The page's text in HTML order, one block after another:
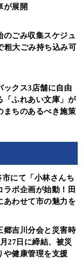
が展開
のごみ収集スケジュ
粗大ごみ持ち込み可
ックス3店舗に自由
「ふれあい文庫」が
まちのあるべき施策
にて「小林さんち
ラボ企画が始動！田
あわせて市の魅力を
郷吉川分会と災害時
27日に締結、被災
や健康管理を支援